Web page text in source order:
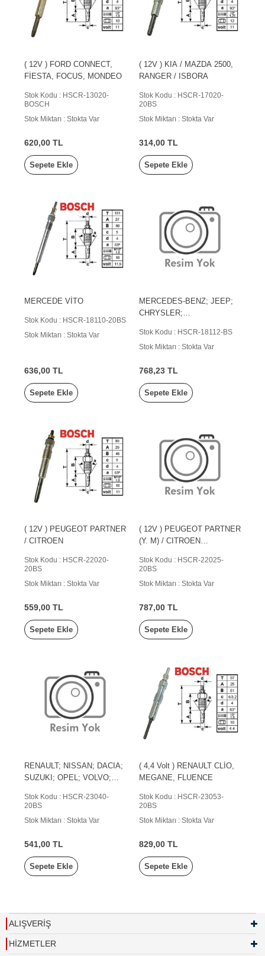
( 12V ) FORD CONNECT,
FİESTA, FOCUS, MONDEO
Stok Kodu : HSCR-13020-
BOSCH
Stok Miktarı : Stokta Var
620,00 TL
Sepete Ekle
( 12V ) KIA / MAZDA 2500,
RANGER / ISBORA
Stok Kodu : HSCR-17020-
20BS
Stok Miktarı : Stokta Var
314,00 TL
Sepete Ekle
MERCEDE VİTO
Stok Kodu : HSCR-18110-20BS
Stok Miktarı : Stokta Var
636,00 TL
Sepete Ekle
MERCEDES-BENZ; JEEP;
CHRYSLER;
Stok Kodu : HSCR-18112-BS
Stok Miktarı : Stokta Var
768,23 TL
Sepete Ekle
( 12V ) PEUGEOT PARTNER
/ CITROEN
Stok Kodu : HSCR-22020-
20BS
Stok Miktarı : Stokta Var
559,00 TL
Sepete Ekle
( 12V ) PEUGEOT PARTNER
(Y. M) / CITROEN
SUZUKI GR
Stok Kodu : HSCR-22025-
20BS
Stok Miktarı : Stokta Var
787,00 TL
Sepete Ekle
RENAULT; NISSAN; DACIA;
SUZUKI; OPEL; VOLVO;
Stok Kodu : HSCR-23040-
20BS
Stok Miktarı : Stokta Var
541,00 TL
Sepete Ekle
( 4,4 Volt ) RENAULT CLİO,
MEGANE, FLUENCE
Stok Kodu : HSCR-23053-
20BS
Stok Miktarı : Stokta Var
829,00 TL
Sepete Ekle
ALIŞVERİŞ
HİZMETLER